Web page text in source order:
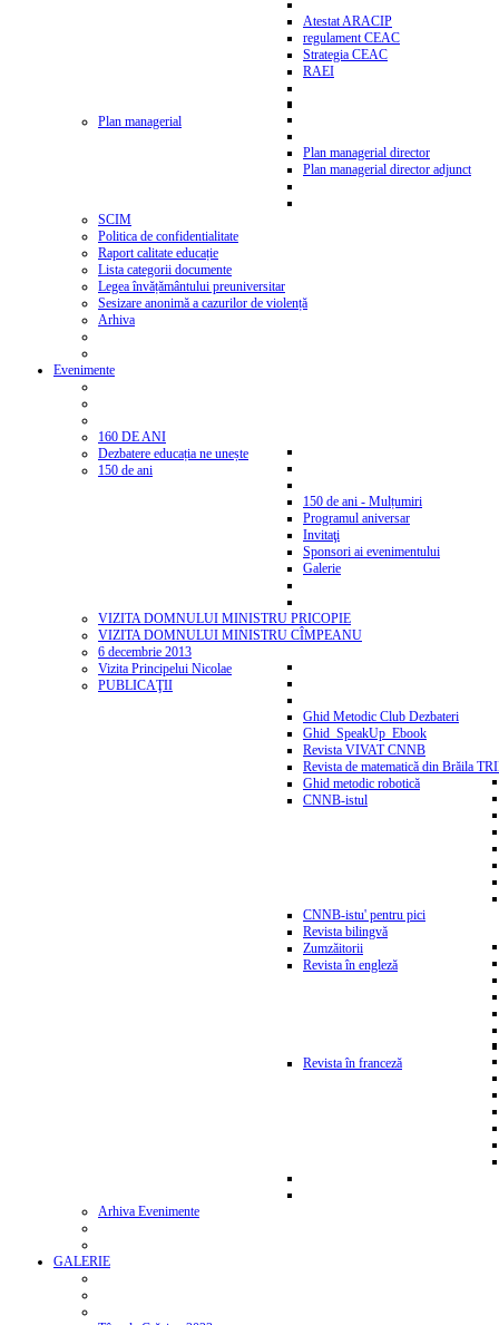
Atestat ARACIP
regulament CEAC
Strategia CEAC
RAEI
Plan managerial
Plan managerial director
Plan managerial director adjunct
SCIM
Politica de confidentialitate
Raport calitate educație
Lista categorii documente
Legea învățământului preuniversitar
Sesizare anonimă a cazurilor de violență
Arhiva
Evenimente
160 DE ANI
Dezbatere educația ne unește
150 de ani
150 de ani - Mulțumiri
Programul aniversar
Invitaţi
Sponsori ai evenimentului
Galerie
VIZITA DOMNULUI MINISTRU PRICOPIE
VIZITA DOMNULUI MINISTRU CÎMPEANU
6 decembrie 2013
Vizita Principelui Nicolae
PUBLICAŢII
Ghid Metodic Club Dezbateri
Ghid_SpeakUp_Ebook
Revista VIVAT CNNB
Revista de matematică din Brăila
Ghid metodic robotică
CNNB-istul
CNNB-istu' pentru pici
Revista bilingvă
Zumzăitorii
Revista în engleză
Revista în franceză
Arhiva Evenimente
GALERIE